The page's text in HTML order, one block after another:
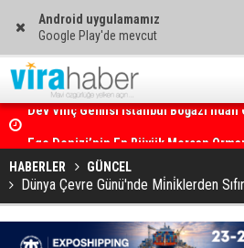
Android uygulamamız
Google Play'de mevcut
HABERLER GÜNCEL
Dünya Çevre Günü'nde Mi̇ni̇klerden